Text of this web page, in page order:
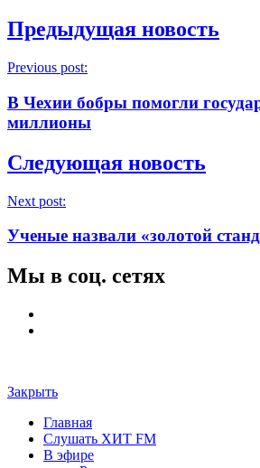
Предыдущая новость
Previous post:
В Чехии бобры помогли
миллионы
Следующая новость
Next post:
Ученые назвали «золотой
Мы в соц. сетях
Закрыть
Главная
Слушать ХИТ FM
В эфире